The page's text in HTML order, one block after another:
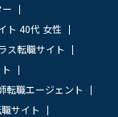
ト 40代 女性
ス転職サイト
転職エージェント
サイト